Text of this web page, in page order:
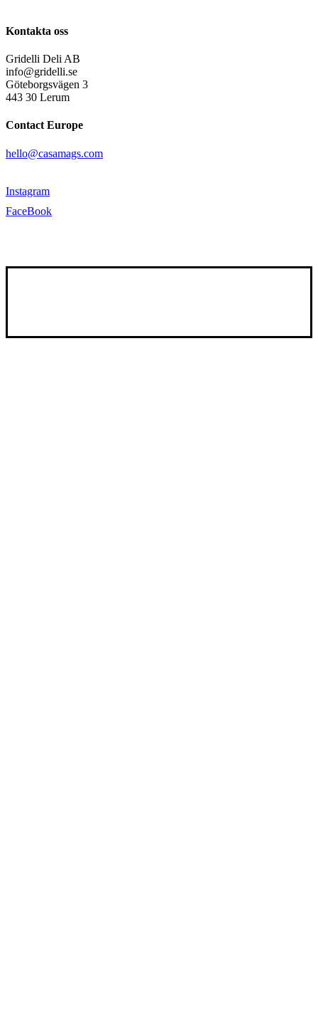
Kontakta oss
Gridelli Deli AB
info@gridelli.se
Göteborgsvägen 3
443 30 Lerum
Contact Europe
hello@casamags.com
Instagram
FaceBook